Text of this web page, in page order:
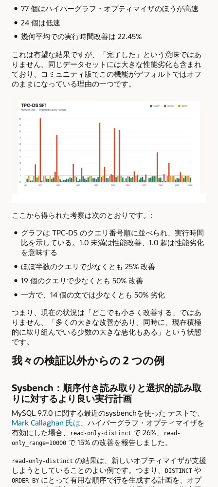
77 個はハイパーグラフ・オプティマイザのほうが高速
24 個は低速
幾何平均での実行時間改善は 22.45%
これは有望な結果ですが、「完了した」という意味ではあ
りません。同じデータセットには大きな性能劣化も含まれ
ており、コミュニティ版でこの機能がデフォルトではオフ
のままになっている理由の一つです。
ここから得られた考察は次のとおりです。:
グラフは TPC-DS のクエリ番号順に並べられ、実行時間
比を示している。1.0 未満は性能改善、1.0 超は性能劣化
を意味する
ほぼ半数のクエリで少なくとも 25% 改善
19 個のクエリで少なくとも 50% 改善
一方で、14 個の文では少なくとも 50% 劣化
つまり、現在の状況は「どこでも小さく改善する」ではあ
りません。「多くの大きな改善があり、同時に、現在積極
的に取り組んでいる少数の大きな悪化もある」という状態
です。
我々の検証以外からの 2 つの例
Sysbench：順序付き読み取りと選択的読み取
りに対するより良い実行計画
MySQL 9.7.0 に関する最近のsysbenchを使った テストで、
Mark Callaghan 氏は、ハイパーグラフ・オプティマイザを
有効にした場合、
read-only-distinct で 26%、
read-
only_range=10000 で 15% の改善を報告しました。
read-only-distinct の結果は、新しいオプティマイザが支援
しようとしていることのよい例です。つまり、
DISTINCT や
ORDER BY にとって有用な順序で行を生成する計画を、オプ